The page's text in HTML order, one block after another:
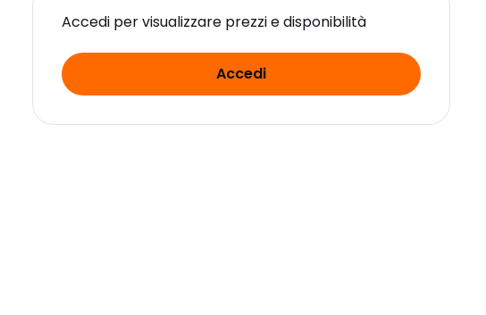
Accedi per visualizzare prezzi e disponibilità
Accedi